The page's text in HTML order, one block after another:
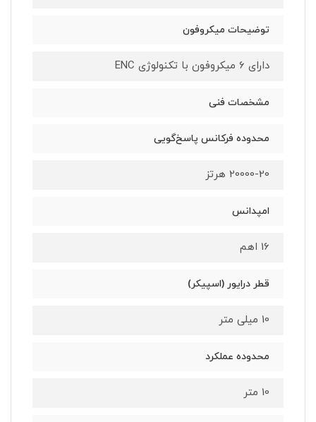
توضیحات میکروفون
دارای 6 میکروفون با تکنولوژی ENC
مشخصات فنی
محدوده فرکانس پاسخ‌گویی
20000-20 هرتز
امپدانس
16 اهم
قطر درایور (اسپیکر)
10 میلی متر
محدوده عملکرد
10 متر